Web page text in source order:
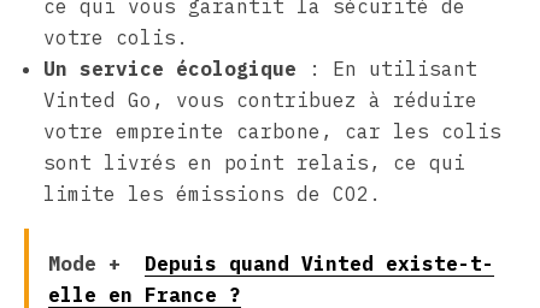
ce qui vous garantit la sécurité de
votre colis.
Un service écologique : En utilisant
Vinted Go, vous contribuez à réduire
votre empreinte carbone, car les colis
sont livrés en point relais, ce qui
limite les émissions de CO2.
Mode +
Depuis quand Vinted existe-t-
elle en France ?